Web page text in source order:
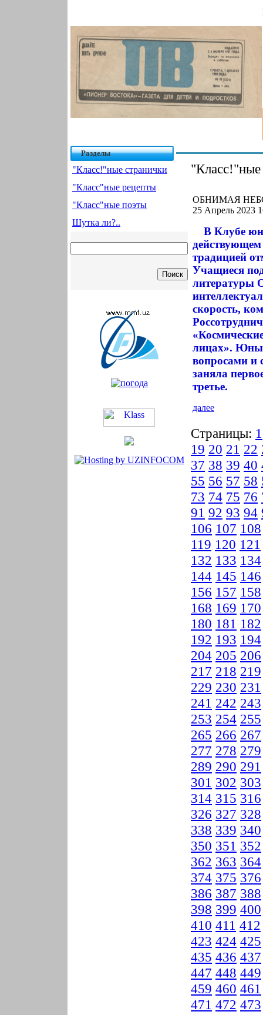
Разделы
"Класс!"ные странички
"Класс"ные рецепты
"Класс"ные поэты
Шутка ли?..
"Класс!"ные
ОБНИМАЯ
25 Апрель 2023
В Клубе
традицией
Учащиеся
литературы
скорость,
лицах».
вопросами и
заняла
третье.
далее
Страницы: 1
19 20 21 22
37 38 39 40
55 56 57 58
73 74 75 76
91 92 93 94
106 107 108
119 120 121
132 133 134
144 145 146
156 157 158
168 169 170
180 181 182
192 193 194
204 205 206
217 218 219
229 230 231
241 242 243
253 254 255
265 266 267
277 278 279
289 290 291
301 302 303
314 315 316
326 327 328
338 339 340
350 351 352
362 363 364
374 375 376
386 387 388
398 399 400
410 411 412
423 424 425
435 436 437
447 448 449
459 460 461
471 472 473